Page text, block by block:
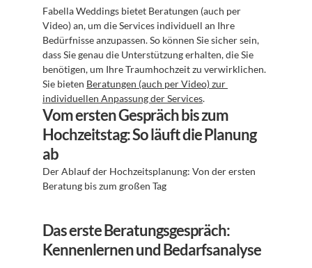
Fabella Weddings bietet Beratungen (auch per
Video) an, um die Services individuell an Ihre
Bedürfnisse anzupassen. So können Sie sicher sein,
dass Sie genau die Unterstützung erhalten, die Sie
benötigen, um Ihre Traumhochzeit zu verwirklichen.
Sie bieten Beratungen (auch per Video) zur
individuellen Anpassung der Services.
Vom ersten Gespräch bis zum
Hochzeitstag: So läuft die Planung
ab
Der Ablauf der Hochzeitsplanung: Von der ersten
Beratung bis zum großen Tag
Das erste Beratungsgespräch:
Kennenlernen und Bedarfsanalyse